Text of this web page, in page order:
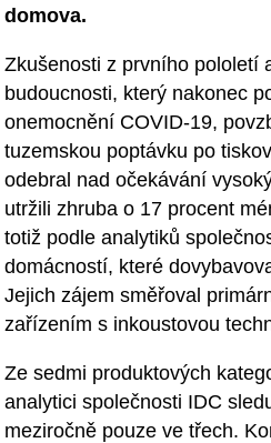
domova.
Zkušenosti z prvního pololetí
budoucnosti, který nakonec
onemocnění COVID-19,
tuzemskou poptávku po
odebral nad očekávání
utržili zhruba o 17 procent
totiž podle analytiků
domácností, které
Jejich zájem směřoval
zařízením s inkoustovou
Ze sedmi produktových
analytici společnosti IDC
meziročně pouze ve třech.